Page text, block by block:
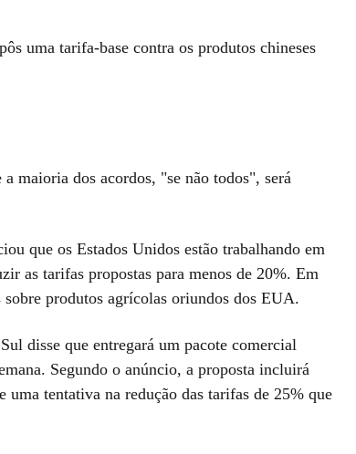
uma tarifa-base contra os produtos chineses
maioria dos acordos, "se não todos", será
que os Estados Unidos estão trabalhando em
as tarifas propostas para menos de 20%. Em
produtos agrícolas oriundos dos EUA.
disse que entregará um pacote comercial
Segundo o anúncio, a proposta incluirá
uma tentativa na redução das tarifas de 25% que